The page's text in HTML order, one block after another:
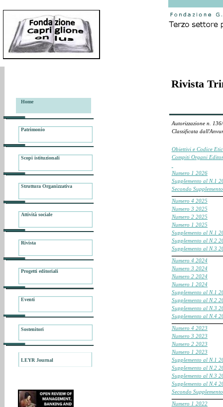
Autorizzazione n.
Classificata
Obiettivi e Codice
Compiti Organi
Numero 1 2026
Supplemento al N.1
Secondo
Numero 4 2025
Numero 3 2025
Numero 2 2025
Numero 1 2025
Supplemento al N.1
Supplemento al N.2
Supplemento al N.3
Numero 4 2024
Numero 3 2024
Numero 2 2024
Numero 1 2024
Supplemento al N.1
Supplemento al N.2
Supplemento al N.3
Supplemento al N.4
Numero 4 2023
Numero 3 2023
Numero 2 2023
Numero 1 2023
Supplemento al N.1
Supplemento al N.2
Supplemento al N.3
Supplemento al N.4
Secondo
Numero 1 2022
Rivista
Home
Patrimonio
Scopi istituzionali
Struttura Organizzativa
Attività sociale
Rivista
Progetti editoriali
Eventi
Sostenitori
LEYR Journal